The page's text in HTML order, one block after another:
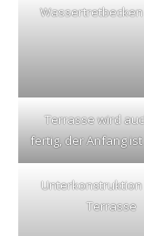
Terrasse wird
fertig, der Anfang
Terrasse